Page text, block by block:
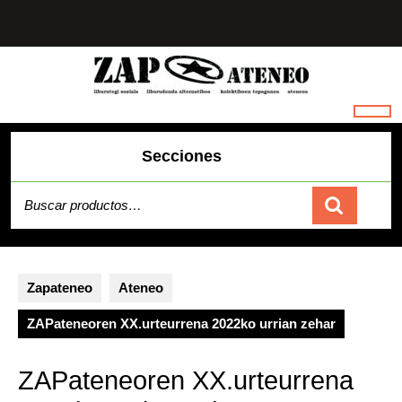
contenido
Secciones
por:
Carrito
Zapateneo Ateneo
ZAPateneoren XX.urteurrena 2022ko urrian zehar
ZAPateneoren XX.urteurrena